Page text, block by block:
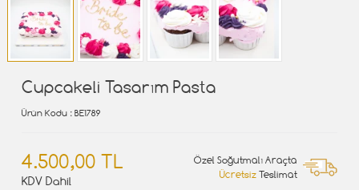
Cupcakeli Tasarım Pasta
Ürün Kodu : BE1789
4.500,00 TL
KDV Dahil
Özel Soğutmalı Araçta
Ücretsiz Teslimat